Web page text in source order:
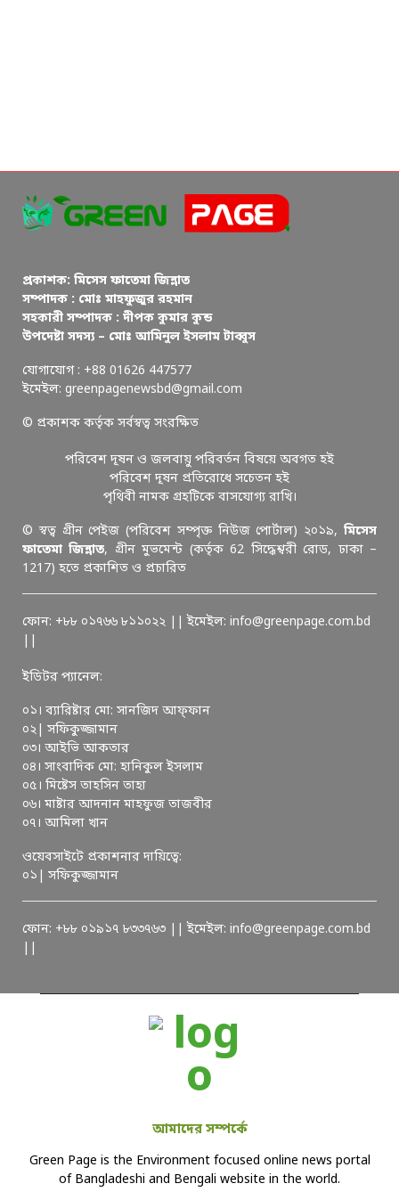
প্রকাশক: মিসেস ফাতেমা জিন্নাত
সম্পাদক : মোঃ মাহফুজুর রহমান
সহকারী সম্পাদক : দীপক কুমার কুন্ড
উপদেষ্টা সদস্য – মোঃ আমিনুল ইসলাম টাব্বুস
যোগাযোগ : +88 01626 447577
ইমেইল: greenpagenewsbd@gmail.com
© প্রকাশক কর্তৃক সর্বস্বত্ব সংরক্ষিত
পরিবেশ দূষন ও জলবায়ু পরিবর্তন বিষয়ে অবগত হই
পরিবেশ দূষন প্রতিরোধে সচেতন হই
পৃথিবী নামক গ্রহটিকে বাসযোগ্য রাখি।
© স্বত্ব গ্রীন পেইজ (পরিবেশ সম্পৃক্ত নিউজ পোর্টাল) ২০১৯, মিসেস
ফাতেমা জিন্নাত, গ্রীন মুভমেন্ট (কর্তৃক 62 সিদ্ধেশ্বরী রোড, ঢাকা –
1217) হতে প্রকাশিত ও প্রচারিত
ফোন: +৮৮ ০১৭৬৬ ৮১১০২২ || ইমেইল: info@greenpage.com.bd
ইডিটর প্যানেল:
০১। ব্যারিষ্টার মো: সানজিদ আফ্ফান
০২| সফিকুজ্জামান
০৩। আইভি আকতার
০৪। সাংবাদিক মো: হানিকুল ইসলাম
০৫। মিষ্টেস তাহসিন তাহা
০৬। মাষ্টার আদনান মাহফুজ তাজবীর
০৭। আমিলা খান
ওয়েবসাইটে প্রকাশনার দায়িত্বে:
০১| সফিকুজ্জামান
ফোন: +৮৮ ০১৯১৭ ৮৩৩৭৬৩ || ইমেইল: info@greenpage.com.bd
আমাদের সম্পর্কে
Green Page is the Environment focused online news portal
of Bangladeshi and Bengali website in the world.